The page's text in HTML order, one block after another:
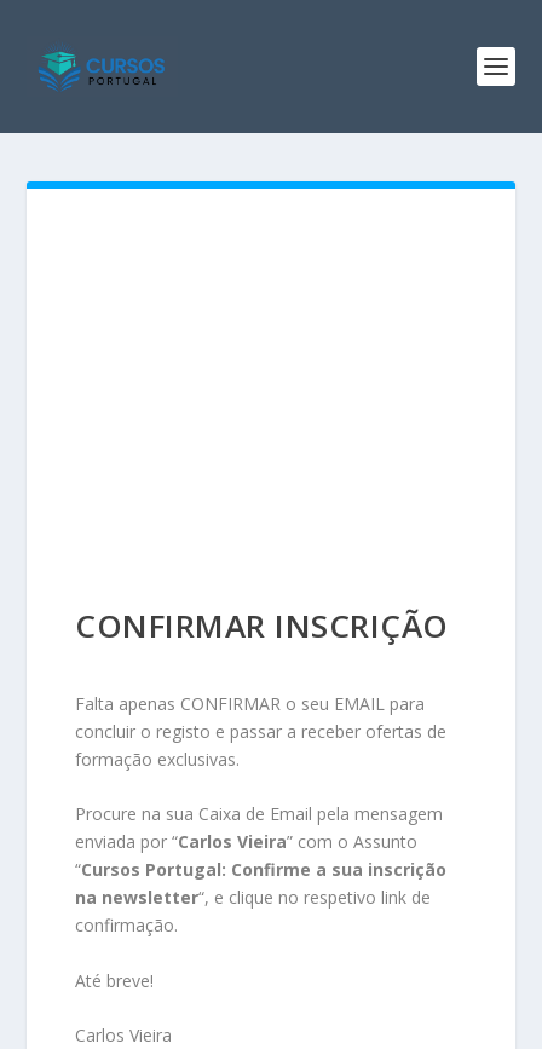
CONFIRMAR INSCRIÇÃO
Falta apenas CONFIRMAR o seu EMAIL para
concluir o registo e passar a receber ofertas de
formação exclusivas.
Procure na sua Caixa de Email pela mensagem
enviada por “Carlos Vieira” com o Assunto
“Cursos Portugal: Confirme a sua inscrição
na newsletter“, e clique no respetivo link de
confirmação.
Até breve!
Carlos Vieira